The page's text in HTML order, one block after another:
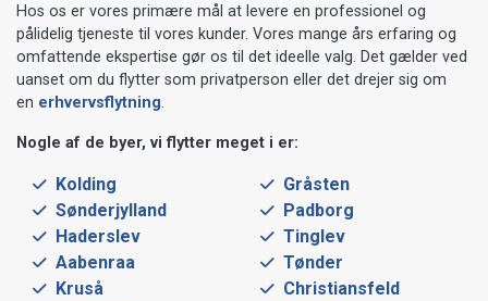
Hos os er vores primære mål at levere en professionel og
pålidelig tjeneste til vores kunder. Vores mange års erfaring og
omfattende ekspertise gør os til det ideelle valg. Det gælder ved
uanset om du flytter som privatperson eller det drejer sig om
en erhvervsflytning.
Nogle af de byer, vi flytter meget i er:
Kolding
Sønderjylland
Haderslev
Aabenraa
Kruså
Gråsten
Padborg
Tinglev
Tønder
Christiansfeld